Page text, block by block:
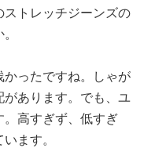
ストレッチジーンズの
ったですね。しゃが
あります。でも、ユ
高すぎず、低すぎ
ます。